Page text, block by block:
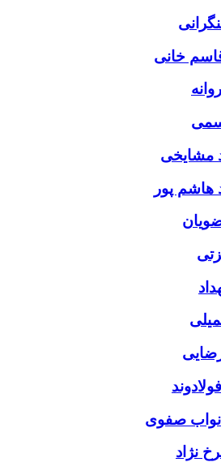
خانی
مشایخی
پور
صفوی
نژاد